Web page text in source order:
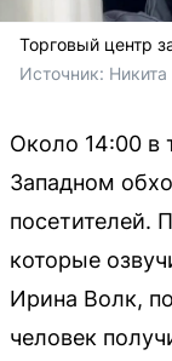
Торговый центр
Источник:
Около 14:00 в
Западном
которые
Ирина Волк,
человек